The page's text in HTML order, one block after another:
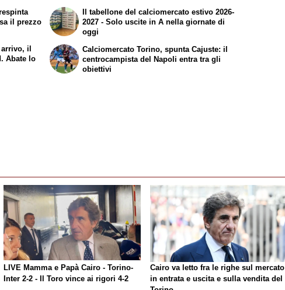
il prezzo
il
Abate lo
Il tabellone del calciomercato estivo 2026-
2027 - Solo uscite in A nella giornate di
oggi
Calciomercato Torino, spunta Cajuste: il
centrocampista del Napoli entra tra gli
obiettivi
LIVE Mamma e Papà Cairo - Torino-
Inter 2-2 - Il Toro vince ai rigori 4-2
Cairo va letto fra le righe sul mercato
in entrata e uscita e sulla vendita del